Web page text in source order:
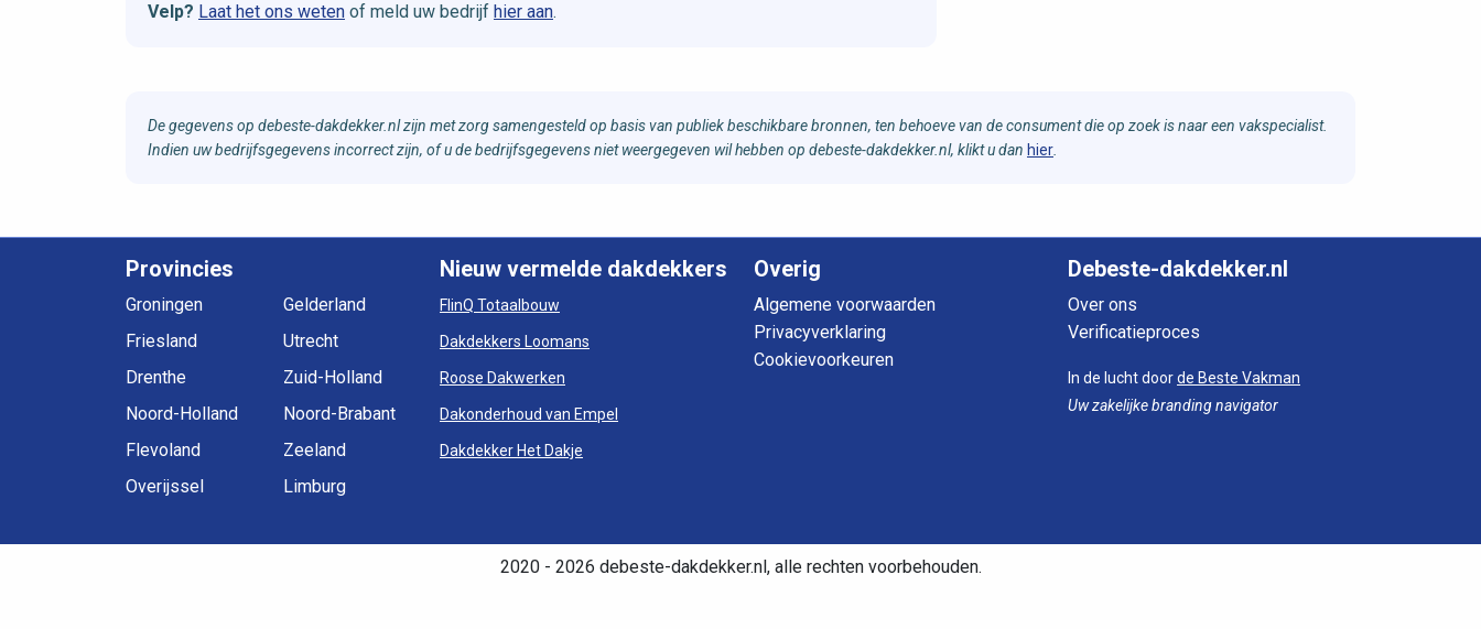
Velp? Laat het ons weten of meld uw bedrijf hier aan.
De gegevens op debeste-dakdekker.nl zijn met zorg samengesteld op basis van publiek beschikbare bronnen, ten behoeve van de consument die op zoek is naar een vakspecialist.
Indien uw bedrijfsgegevens incorrect zijn, of u de bedrijfsgegevens niet weergegeven wil hebben op debeste-dakdekker.nl, klikt u dan hier
Provincies
Groningen
Friesland
Drenthe
Noord-Holland
Flevoland
Overijssel
Gelderland
Utrecht
Zuid-Holland
Noord-Brabant
Zeeland
Limburg
Nieuw vermelde dakdekkers
FlinQ Totaalbouw
Dakdekkers Loomans
Roose Dakwerken
Dakonderhoud van Empel
Dakdekker Het Dakje
Overig
Algemene voorwaarden
Privacyverklaring
Cookievoorkeuren
Debeste-dakdekker.nl
Over ons
Verificatieproces
In de lucht doorde Beste Vakman
Uw zakelijke branding navigator
2020 - 2026 debeste-dakdekker.nl, alle rechten voorbehouden.